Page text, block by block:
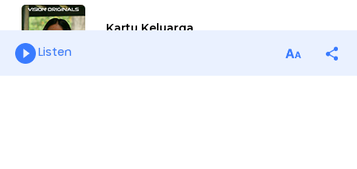
Listen